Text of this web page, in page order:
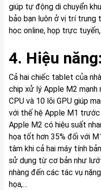
giúp tự động di chuyển
bảo bạn luôn ở vị trí trung
học online, họp trực
4. Hiệu năng:
Cả hai chiếc tablet của
chip xử lý Apple M2 mạnh
CPU và 10 lõi GPU giúp
với thế hệ Apple M1
Apple M2 có hiệu suất
họa tốt hơn 35% đối với
tâm khi cả hai máy tính
sử dụng từ cơ bản như
nhàng đến các tác vụ
họa,…